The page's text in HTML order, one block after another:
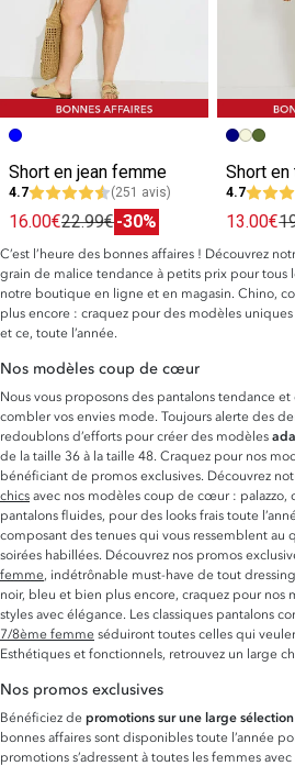
Short en jean femme
4.7 (251 avis)
16.00€22.99€-30%
Short
4.7
13.00€
C’est l’heure des bonnes affaires ! Découvrez
grain de malice tendance à petits prix pour tous
notre boutique en ligne et en magasin. Chino,
plus encore : craquez pour des modèles
et ce, toute l’année.
Nos modèles coup de cœur
Nous vous proposons des pantalons tendance
combler vos envies mode. Toujours alerte des
redoublons d’efforts pour créer des modèles
de la taille 36 à la taille 48. Craquez pour nos
bénéficiant de promos exclusives. Découvrez
chics avec nos modèles coup de cœur : palazzo,
pantalons fluides, pour des looks frais toute
composant des tenues qui vous ressemblent
soirées habillées. Découvrez nos promos
femme , indétrônable must-have de tout
noir, bleu et bien plus encore, craquez pour nos
styles avec élégance. Les classiques pantalons
7/8ème femme séduiront toutes celles qui
Esthétiques et fonctionnels, retrouvez un large
Nos promos exclusives
Bénéficiez de promotions sur une large
bonnes affaires sont disponibles toute l’année
promotions s’adressent à toutes les femmes